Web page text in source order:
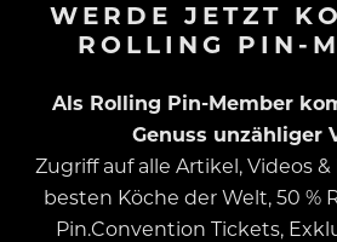
WERDE JETZT
ROLLING PIN-
Als Rolling Pin-Member
Genuss unzähliger
Zugriff auf alle Artikel, Videos
besten Köche der Welt, 50 %
Pin.Convention Tickets,